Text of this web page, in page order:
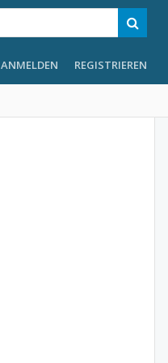
ANMELDEN REGISTRIEREN